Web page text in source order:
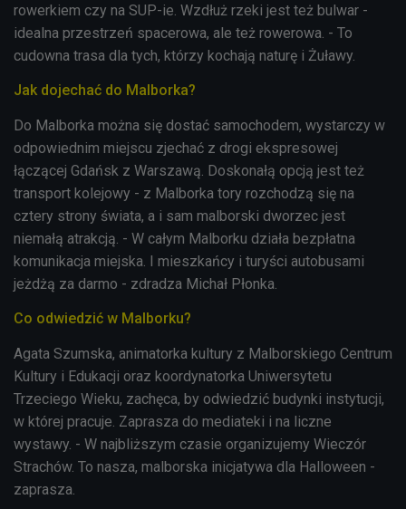
rowerkiem czy na SUP-ie. Wzdłuż rzeki jest też bulwar -
idealna przestrzeń spacerowa, ale też rowerowa. - To
cudowna trasa dla tych, którzy kochają naturę i Żuławy.
Jak dojechać do Malborka?
Do Malborka można się dostać samochodem, wystarczy w
odpowiednim miejscu zjechać z drogi ekspresowej
łączącej Gdańsk z Warszawą. Doskonałą opcją jest też
transport kolejowy - z Malborka tory rozchodzą się na
cztery strony świata, a i sam malborski dworzec jest
niemałą atrakcją. - W całym Malborku działa bezpłatna
komunikacja miejska. I mieszkańcy i turyści autobusami
jeżdżą za darmo - zdradza Michał Płonka.
Co odwiedzić w Malborku?
Agata Szumska, animatorka kultury z Malborskiego Centrum
Kultury i Edukacji oraz koordynatorka Uniwersytetu
Trzeciego Wieku, zachęca, by odwiedzić budynki instytucji,
w której pracuje. Zaprasza do mediateki i na liczne
wystawy. - W najbliższym czasie organizujemy Wieczór
Strachów. To nasza, malborska inicjatywa dla Halloween -
zaprasza.